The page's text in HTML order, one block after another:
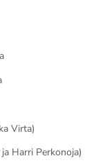
Virta)
Harri Perkonoja)